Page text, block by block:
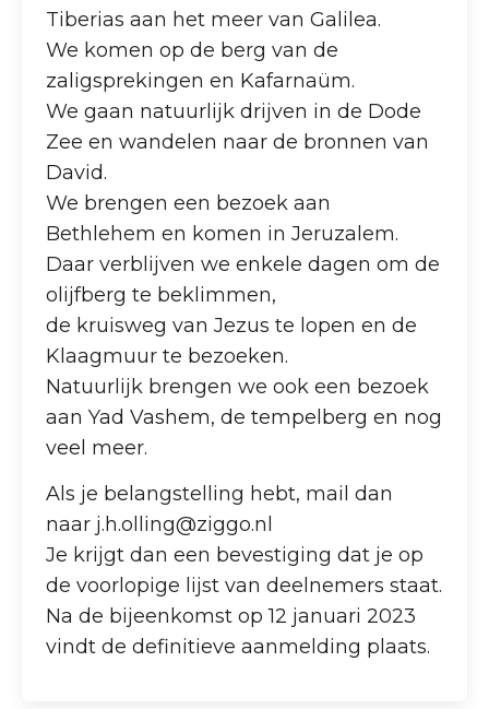
Tiberias aan het meer van Galilea.
We komen op de berg van de
zaligsprekingen en Kafarnaüm.
We gaan natuurlijk drijven in de Dode
Zee en wandelen naar de bronnen van
David.
We brengen een bezoek aan
Bethlehem en komen in Jeruzalem.
Daar verblijven we enkele dagen om de
olijfberg te beklimmen,
de kruisweg van Jezus te lopen en de
Klaagmuur te bezoeken.
Natuurlijk brengen we ook een bezoek
aan Yad Vashem, de tempelberg en nog
veel meer.
Als je belangstelling hebt, mail dan
naar j.h.olling@ziggo.nl
Je krijgt dan een bevestiging dat je op
de voorlopige lijst van deelnemers staat.
Na de bijeenkomst op 12 januari 2023
vindt de definitieve aanmelding plaats.